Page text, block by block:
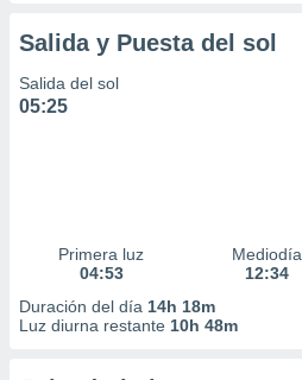
Salida y Puesta del sol
Salida del sol
05:25
Primera luz
04:53
Mediodía
12:34
Duración del día 14h 18m
Luz diurna restante 10h 48m